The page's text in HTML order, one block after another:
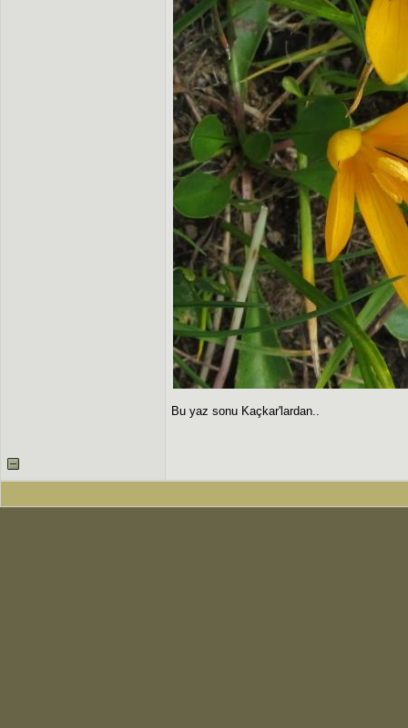
Bu yaz sonu Kaçkar'lardan..